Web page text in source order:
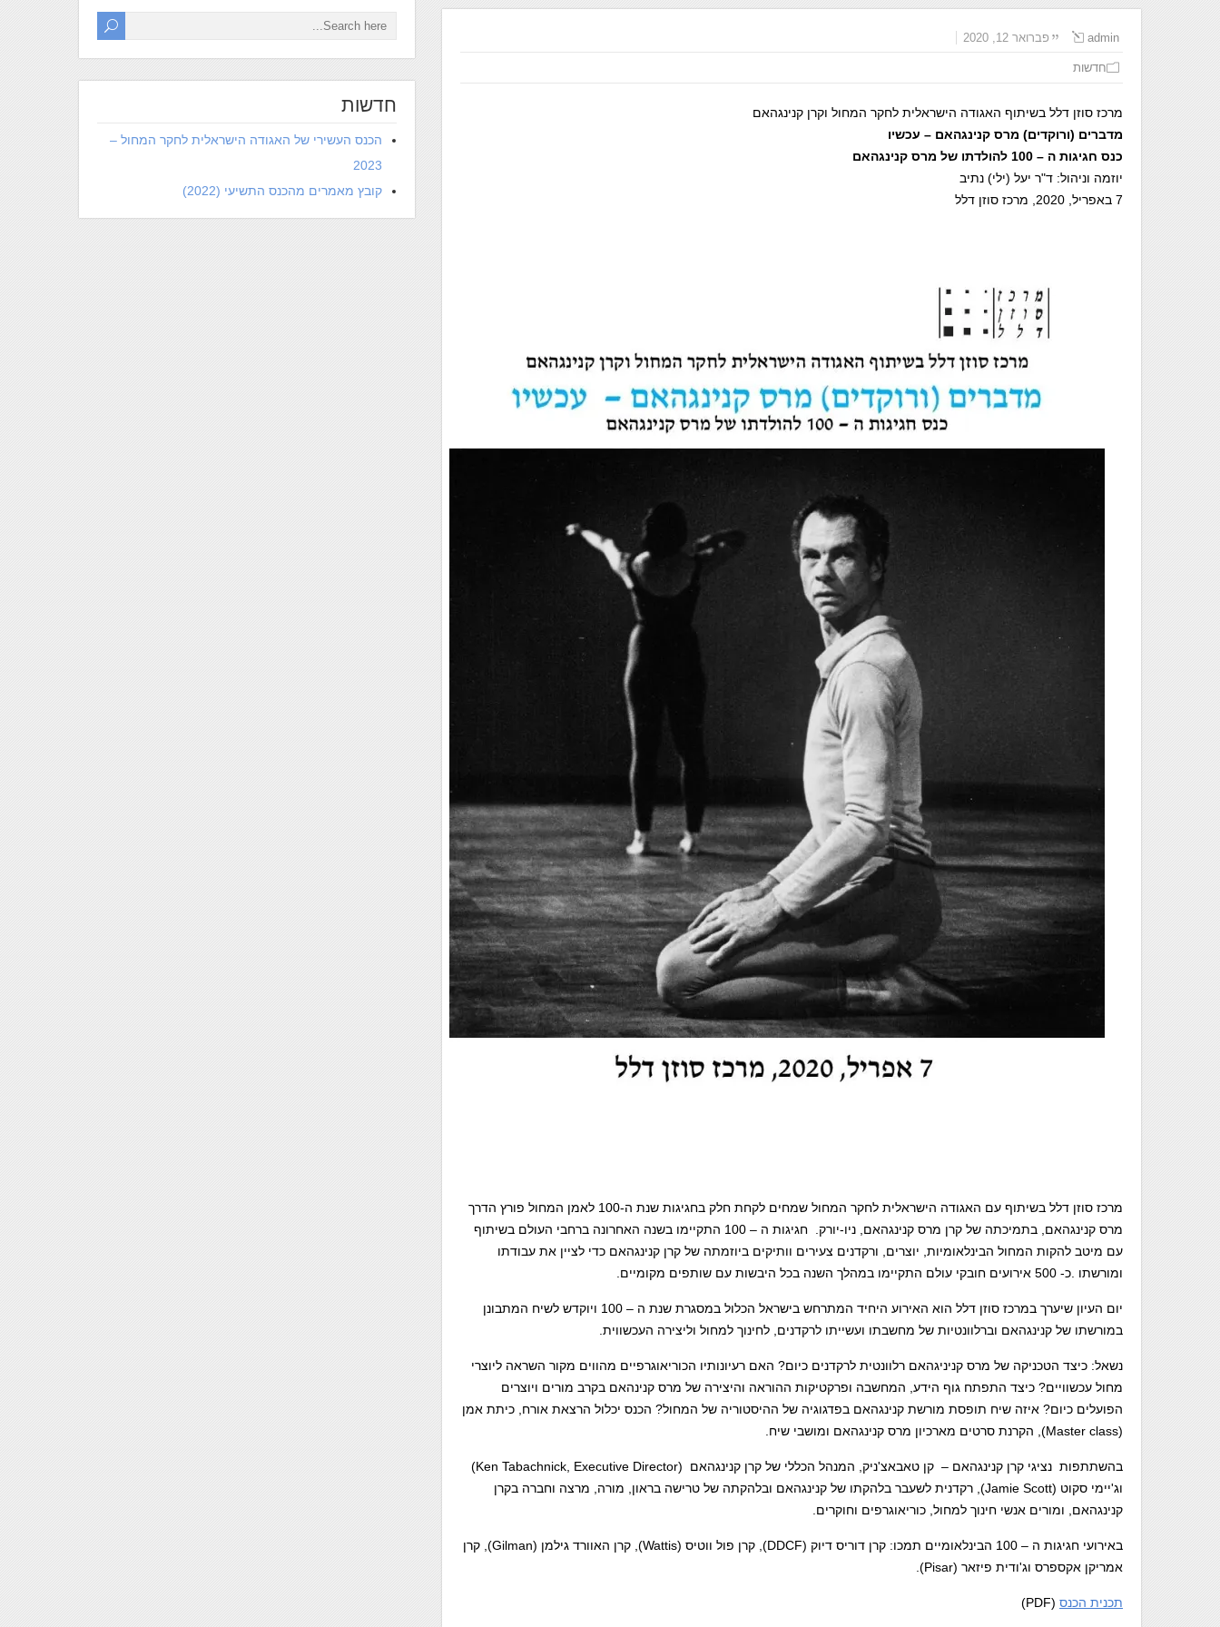
admin פברואר 12, 2020
חדשות
מרכז סוזן דלל בשיתוף האגודה הישראלית לחקר המחול וקרן קנינגהאם
מדברים (ורוקדים) מרס קנינגהאם – עכשיו
כנס חגיגות ה – 100 להולדתו של מרס קנינגהאם
יוזמה וניהול: ד"ר יעל (ילי) נתיב
7 באפריל, 2020, מרכז סוזן דלל
מרכז סוזן דלל בשיתוף עם האגודה הישראלית לחקר המחול שמחים לקחת חלק בחגיגות שנת ה-100 לאמן המחול פורץ הדרך
מרס קנינגהאם, בתמיכתה של קרן מרס קנינגהאם, ניו-יורק. חגיגות ה – 100 התקיימו בשנה האחרונה ברחבי העולם בשיתוף
עם מיטב להקות המחול הבינלאומיות, יוצרים, ורקדנים צעירים וותיקים ביוזמתה של קרן קנינגהאם כדי לציין את עבודתו
ומורשתו .כ- 500 אירועים חובקי עולם התקיימו במהלך השנה בכל היבשות עם שותפים מקומיים.
יום העיון שיערך במרכז סוזן דלל הוא האירוע היחיד המתרחש בישראל הכלול במסגרת שנת ה – 100 ויוקדש לשיח המתבונן
במורשתו של קנינגהאם וברלוונטיות של מחשבתו ועשייתו לרקדנים, לחינוך למחול וליצירה העכשווית.
נשאל: כיצד הטכניקה של מרס קניניגהאם רלוונטית לרקדנים כיום? האם רעיונותיו הכוריאוגרפיים מהווים מקור השראה ליוצרי
מחול עכשוויים? כיצד התפתח גוף הידע, המחשבה ופרקטיקות ההוראה והיצירה של מרס קנינהאם בקרב מורים ויוצרים
הפועלים כיום? איזה שיח תופסת מורשת קנינגהאם בפדגוגיה של ההיסטוריה של המחול? הכנס יכלול הרצאת אורח, כיתת אמן
(Master class), הקרנת סרטים מארכיון מרס קנינגהאם ומושבי שיח.
בהשתתפות נציגי קרן קנינגהאם – קן טאבאצ'ניק, המנהל הכללי של קרן קנינגהאם (Ken Tabachnick, Executive Director)
וג'יימי סקוט (Jamie Scott), רקדנית לשעבר בלהקתו של קנינגהאם ובלהקתה של טרישה בראון, מורה, מרצה וחברה בקרן
קנינגהאם, ומורים אנשי חינוך למחול, כוריאוגרפים וחוקרים.
באירועי חגיגות ה – 100 הבינלאומיים תמכו: קרן דוריס דיוק (DDCF), קרן פול ווטיס (Wattis), קרן האוורד גילמן (Gilman), קרן
אמריקן אקספרס וג'ודית פיזאר (Pisar).
תכנית הכנס (PDF)
חדשות
הכנס העשירי של האגודה הישראלית לחקר המחול –
2023
קובץ מאמרים מהכנס התשיעי (2022)